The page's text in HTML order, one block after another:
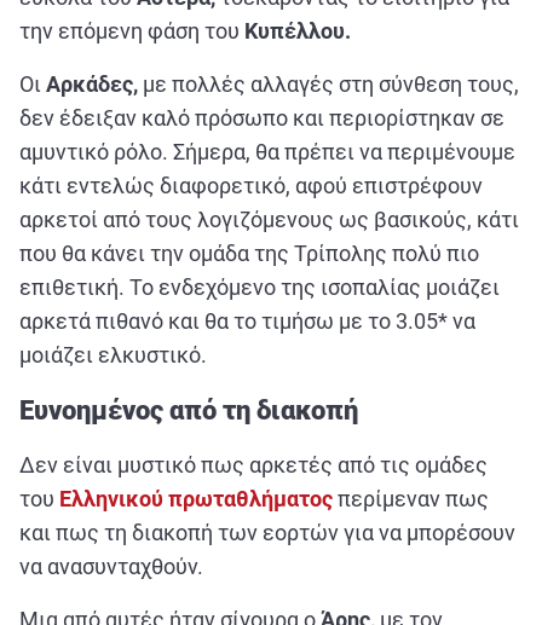
την επόμενη φάση του Κυπέλλου.
Οι Αρκάδες, με πολλές αλλαγές στη σύνθεση τους,
δεν έδειξαν καλό πρόσωπο και περιορίστηκαν σε
αμυντικό ρόλο. Σήμερα, θα πρέπει να περιμένουμε
κάτι εντελώς διαφορετικό, αφού επιστρέφουν
αρκετοί από τους λογιζόμενους ως βασικούς, κάτι
που θα κάνει την ομάδα της Τρίπολης πολύ πιο
επιθετική. Το ενδεχόμενο της ισοπαλίας μοιάζει
αρκετά πιθανό και θα το τιμήσω με το 3.05* να
μοιάζει ελκυστικό.
Ευνοημένος από τη διακοπή
Δεν είναι μυστικό πως αρκετές από τις ομάδες
του Ελληνικού πρωταθλήματοςπερίμεναν πως
και πως τη διακοπή των εορτών για να μπορέσουν
να ανασυνταχθούν.
Μια από αυτές ήταν σίγουρα οΆρης, με τον